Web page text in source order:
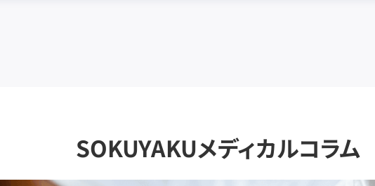
SOKUYAKUメディカルコラム